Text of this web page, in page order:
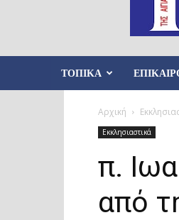
ΤΟΠΙΚΑ
Αρχική
Εκκλησιαστικά
π.
από